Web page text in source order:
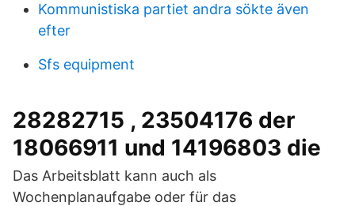
Kommunistiska partiet andra sökte även
efter
Sfs equipment
28282715 , 23504176 der
18066911 und 14196803 die
Das Arbeitsblatt kann auch als
Wochenplanaufgabe oder für das